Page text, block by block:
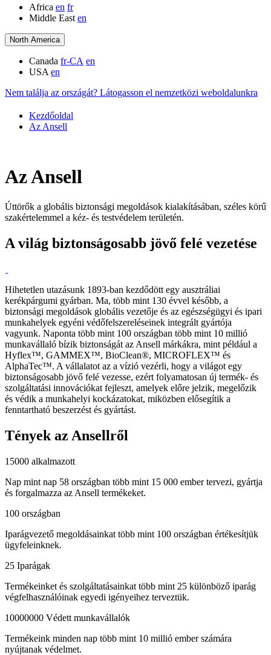
Africa en fr
Middle East en
North America
Canada fr-CA en
USA en
Nem találja az országát? Látogasson el nemzetközi weboldalunkra
Kezdőoldal
Az Ansell
Az Ansell
Úttörők a globális biztonsági megoldások kialakításában, széles körű
szakértelemmel a kéz- és testvédelem területén.
A világ biztonságosabb jövő felé vezetése
Hihetetlen utazásunk 1893-ban kezdődött egy ausztráliai
kerékpárgumi gyárban. Ma, több mint 130 évvel később, a
biztonsági megoldások globális vezetője és az egészségügyi és ipari
munkahelyek egyéni védőfelszereléseinek integrált gyártója
vagyunk. Naponta több mint 100 országban több mint 10 millió
munkavállaló bízik biztonságát az Ansell márkákra, mint például a
Hyflex™, GAMMEX™, BioClean®, MICROFLEX™ és
AlphaTec™. A vállalatot az a vízió vezérli, hogy a világot egy
biztonságosabb jövő felé vezesse, ezért folyamatosan új termék- és
szolgáltatási innovációkat fejleszt, amelyek előre jelzik, megelőzik
és védik a munkahelyi kockázatokat, miközben elősegítik a
fenntartható beszerzést és gyártást.
Tények az Ansellről
15000 alkalmazott
Nap mint nap 58 országban több mint 15 000 ember tervezi, gyártja
és forgalmazza az Ansell termékeket.
100 országban
Iparágvezető megoldásainkat több mint 100 országban értékesítjük
ügyfeleinknek.
25 Iparágak
Termékeinket és szolgáltatásainkat több mint 25 különböző iparág
végfelhasználóinak egyedi igényeihez terveztük.
10000000 Védett munkavállalók
Termékeink minden nap több mint 10 millió ember számára
nyújtanak védelmet.